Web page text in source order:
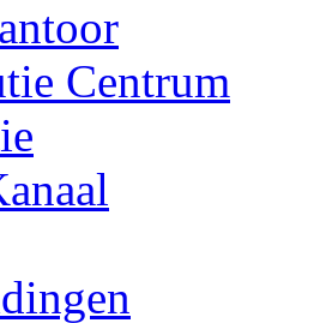
Centrum